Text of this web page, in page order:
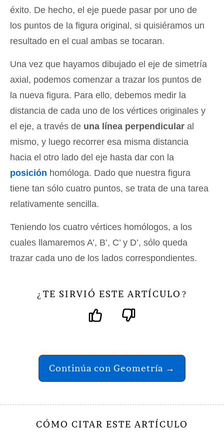
éxito. De hecho, el eje puede pasar por uno de
los puntos de la figura original, si quisiéramos un
resultado en el cual ambas se tocaran.
Una vez que hayamos dibujado el eje de simetría
axial, podemos comenzar a trazar los puntos de
la nueva figura. Para ello, debemos medir la
distancia de cada uno de los vértices originales y
el eje, a través de una línea perpendicular al
mismo, y luego recorrer esa misma distancia
hacia el otro lado del eje hasta dar con la
posición homóloga. Dado que nuestra figura
tiene tan sólo cuatro puntos, se trata de una tarea
relativamente sencilla.
Teniendo los cuatro vértices homólogos, a los
cuales llamaremos A’, B’, C’ y D’, sólo queda
trazar cada uno de los lados correspondientes.
¿ TE SIRVIÓ ESTE ARTÍCULO ?
Continúa con Geometría →
CÓMO CITAR ESTE ARTÍCULO